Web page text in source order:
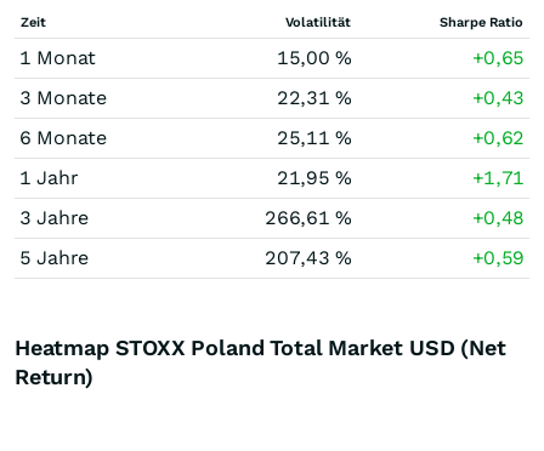
Zeit Volatilität Sharpe Ratio
1 Monat 15,00 %
+0,65
3 Monate
22,31 %
+0,43
6 Monate
25,11 %
+0,62
1 Jahr
21,95 %
+1,71
3 Jahre
266,61 %
+0,48
5 Jahre
207,43 % +0,59
Heatmap STOXX Poland Total Market USD (Net
Return)